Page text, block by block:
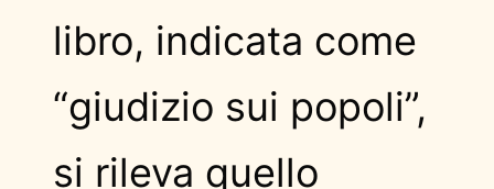
libro, indicata come
“giudizio sui popoli”,
si rileva quello